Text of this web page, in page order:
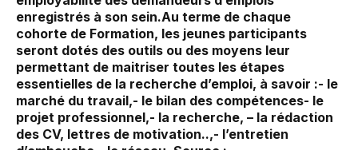
enregistrés à son sein.Au terme de chaque
cohorte de Formation, les jeunes participants
seront dotés des outils ou des moyens leur
permettant de maitriser toutes les étapes
essentielles de la recherche d’emploi, à savoir :- le
marché du travail,- le bilan des compétences- le
projet professionnel,- la recherche, – la rédaction
des CV, lettres de motivation..,- l’entretien